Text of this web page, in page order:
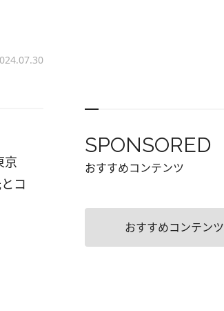
京
コ
SPONSORED
おすすめコンテンツ
おすすめコンテン